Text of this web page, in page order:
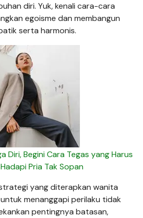
diri. Yuk, kenali cara-cara
egoisme dan membangun
serta harmonis.
Diri, Begini Cara Tegas yang Harus
Pria Tak Sopan
strategi yang diterapkan wanita
menanggapi perilaku tidak
pentingnya batasan,